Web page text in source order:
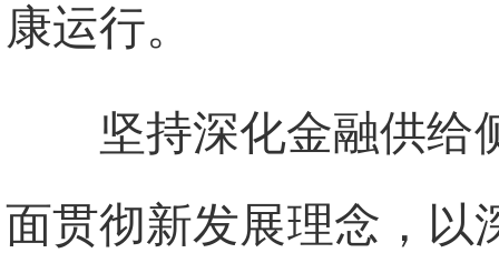
康运行。
坚持深化金融供给
面贯彻新发展理念，以